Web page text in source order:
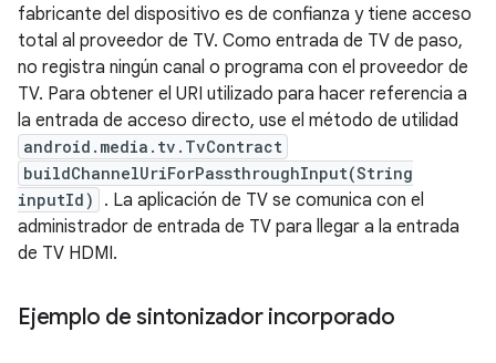
fabricante del dispositivo es de confianza y tiene acceso
total al proveedor de TV. Como entrada de TV de paso,
no registra ningún canal o programa con el proveedor de
TV. Para obtener el URI utilizado para hacer referencia a
la entrada de acceso directo, use el método de utilidad
android.media.tv.TvContract
buildChannelUriForPassthroughInput(String
inputId)
. La aplicación de TV se comunica con el
administrador de entrada de TV para llegar a la entrada
de TV HDMI.
Ejemplo de sintonizador incorporado